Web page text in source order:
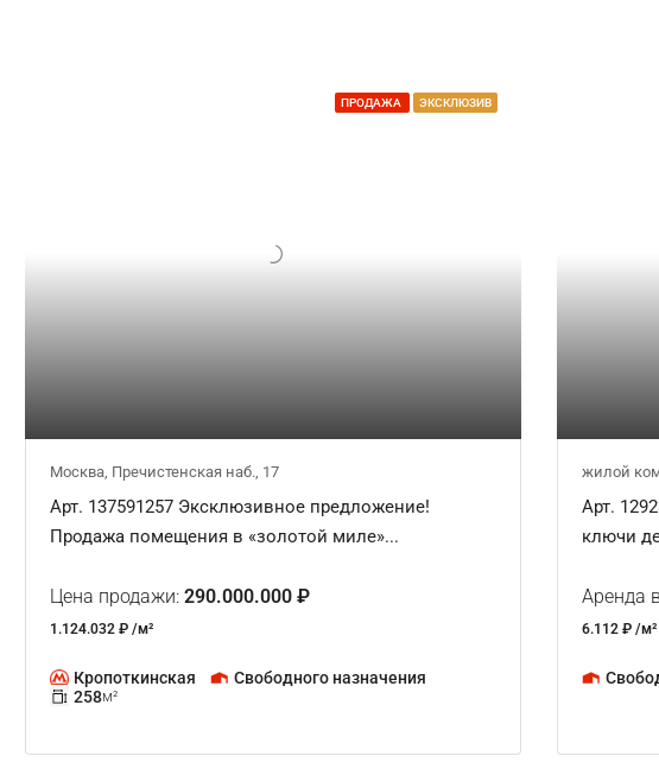
ПРОДАЖА ЭКСКЛЮЗИВ
Москва, Пречистенская наб., 17
Арт. 137591257 Эксклюзивное предложение!
Продажа помещения в «золотой миле»...
Цена продажи: 290.000.000 ₽
1.124.032 ₽ /м²
Кропоткинская
Свободного назначения
258м²
Арт.
ключи
Аренда
6.112 ₽ /м²